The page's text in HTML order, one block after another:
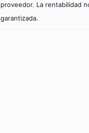
proveedor. La rentabilidad
garantizada.